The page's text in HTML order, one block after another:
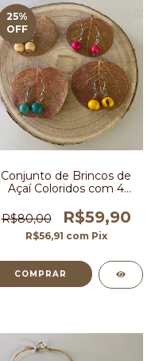
25%
OFF
Conjunto de Brincos de
Açaí Coloridos com 4
R$80,00
R$59,90
R$56,91 com Pix